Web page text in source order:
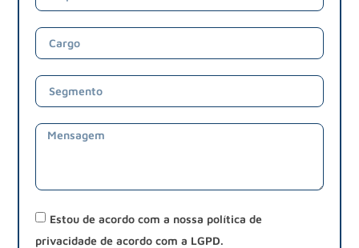
Estou de acordo com a nossa política de
privacidade de acordo com a LGPD.